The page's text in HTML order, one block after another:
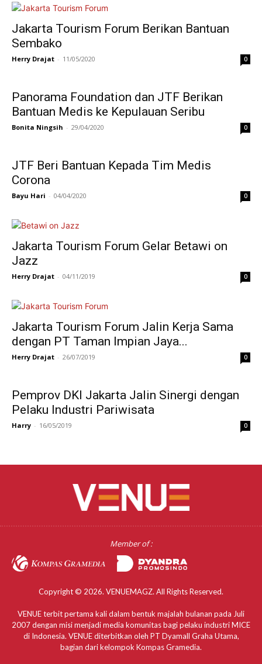
Jakarta Tourism Forum Berikan Bantuan
Sembako
Herry Drajat - 11/05/2020 0
Panorama Foundation dan JTF Berikan
Bantuan Medis ke Kepulauan Seribu
Bonita Ningsih - 29/04/2020 0
JTF Beri Bantuan Kepada Tim Medis
Corona
Bayu Hari - 04/04/2020 0
Jakarta Tourism Forum Gelar Betawi on
Jazz
Herry Drajat - 04/11/2019 0
Jakarta Tourism Forum Jalin Kerja Sama
dengan PT Taman Impian Jaya...
Herry Drajat - 26/07/2019 0
Pemprov DKI Jakarta Jalin Sinergi dengan
Pelaku Industri Pariwisata
Harry - 16/05/2019 0
Member of :
Copyright © 2026. VENUEMAGZ. All Rights Reserved.
VENUE terbit pertama kali dalam bentuk majalah bulanan pada Juli
2007 dengan misi menjadi media komunitas bagi pelaku industri MICE
di Indonesia. VENUE diterbitkan oleh PT Dyamall Graha Utama,
bagian dari kelompok Kompas Gramedia.